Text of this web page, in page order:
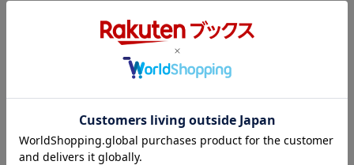
日本モンテッソーリ教育綜合研究所
おうちモンテッソーリ
Gakken
発行形態 全集・双書
対象年齢 3~5歳